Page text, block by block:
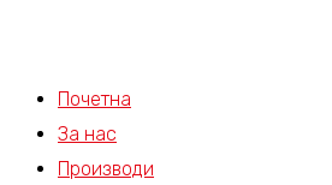
Почетна
За нас
Производи